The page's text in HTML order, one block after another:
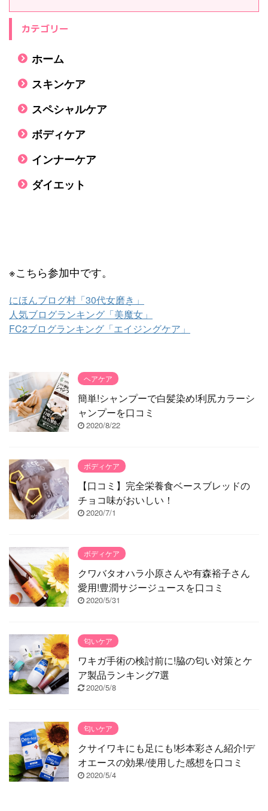
カテゴリー
ホーム
スキンケア
スペシャルケア
ボディケア
インナーケア
ダイエット
※こちら参加中です。
にほんブログ村「30代女磨き」
人気ブログランキング「美魔女」
FC2ブログランキング「エイジングケア」
ヘアケア
簡単!シャンプーで白髪染め!利尻カラーシ
ャンプーを口コミ
2020/8/22
ボディケア
【口コミ】完全栄養食ベースブレッドの
チョコ味がおいしい！
2020/7/1
ボディケア
クワバタオハラ小原さんや有森裕子さん
愛用!豊潤サジージュースを口コミ
2020/5/31
匂いケア
ワキガ手術の検討前に!脇の匂い対策とケ
ア製品ランキング7選
2020/5/8
匂いケア
クサイワキにも足にも!杉本彩さん紹介!デ
オエースの効果/使用した感想を口コミ
2020/5/4